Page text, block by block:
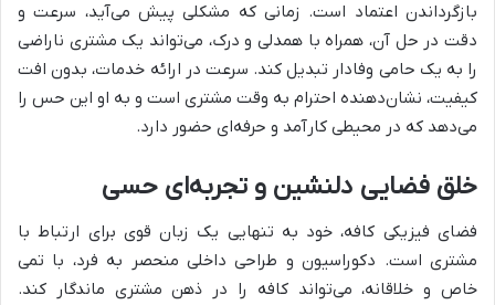
بازگرداندن اعتماد است. زمانی که مشکلی پیش می‌آید، سرعت و
دقت در حل آن، همراه با همدلی و درک، می‌تواند یک مشتری ناراضی
را به یک حامی وفادار تبدیل کند. سرعت در ارائه خدمات، بدون افت
کیفیت، نشان‌دهنده احترام به وقت مشتری است و به او این حس را
می‌دهد که در محیطی کارآمد و حرفه‌ای حضور دارد.
خلق فضایی دلنشین و تجربه‌ای حسی
فضای فیزیکی کافه، خود به تنهایی یک زبان قوی برای ارتباط با
مشتری است. دکوراسیون و طراحی داخلی منحصر به فرد، با تمی
خاص و خلاقانه، می‌تواند کافه را در ذهن مشتری ماندگار کند.